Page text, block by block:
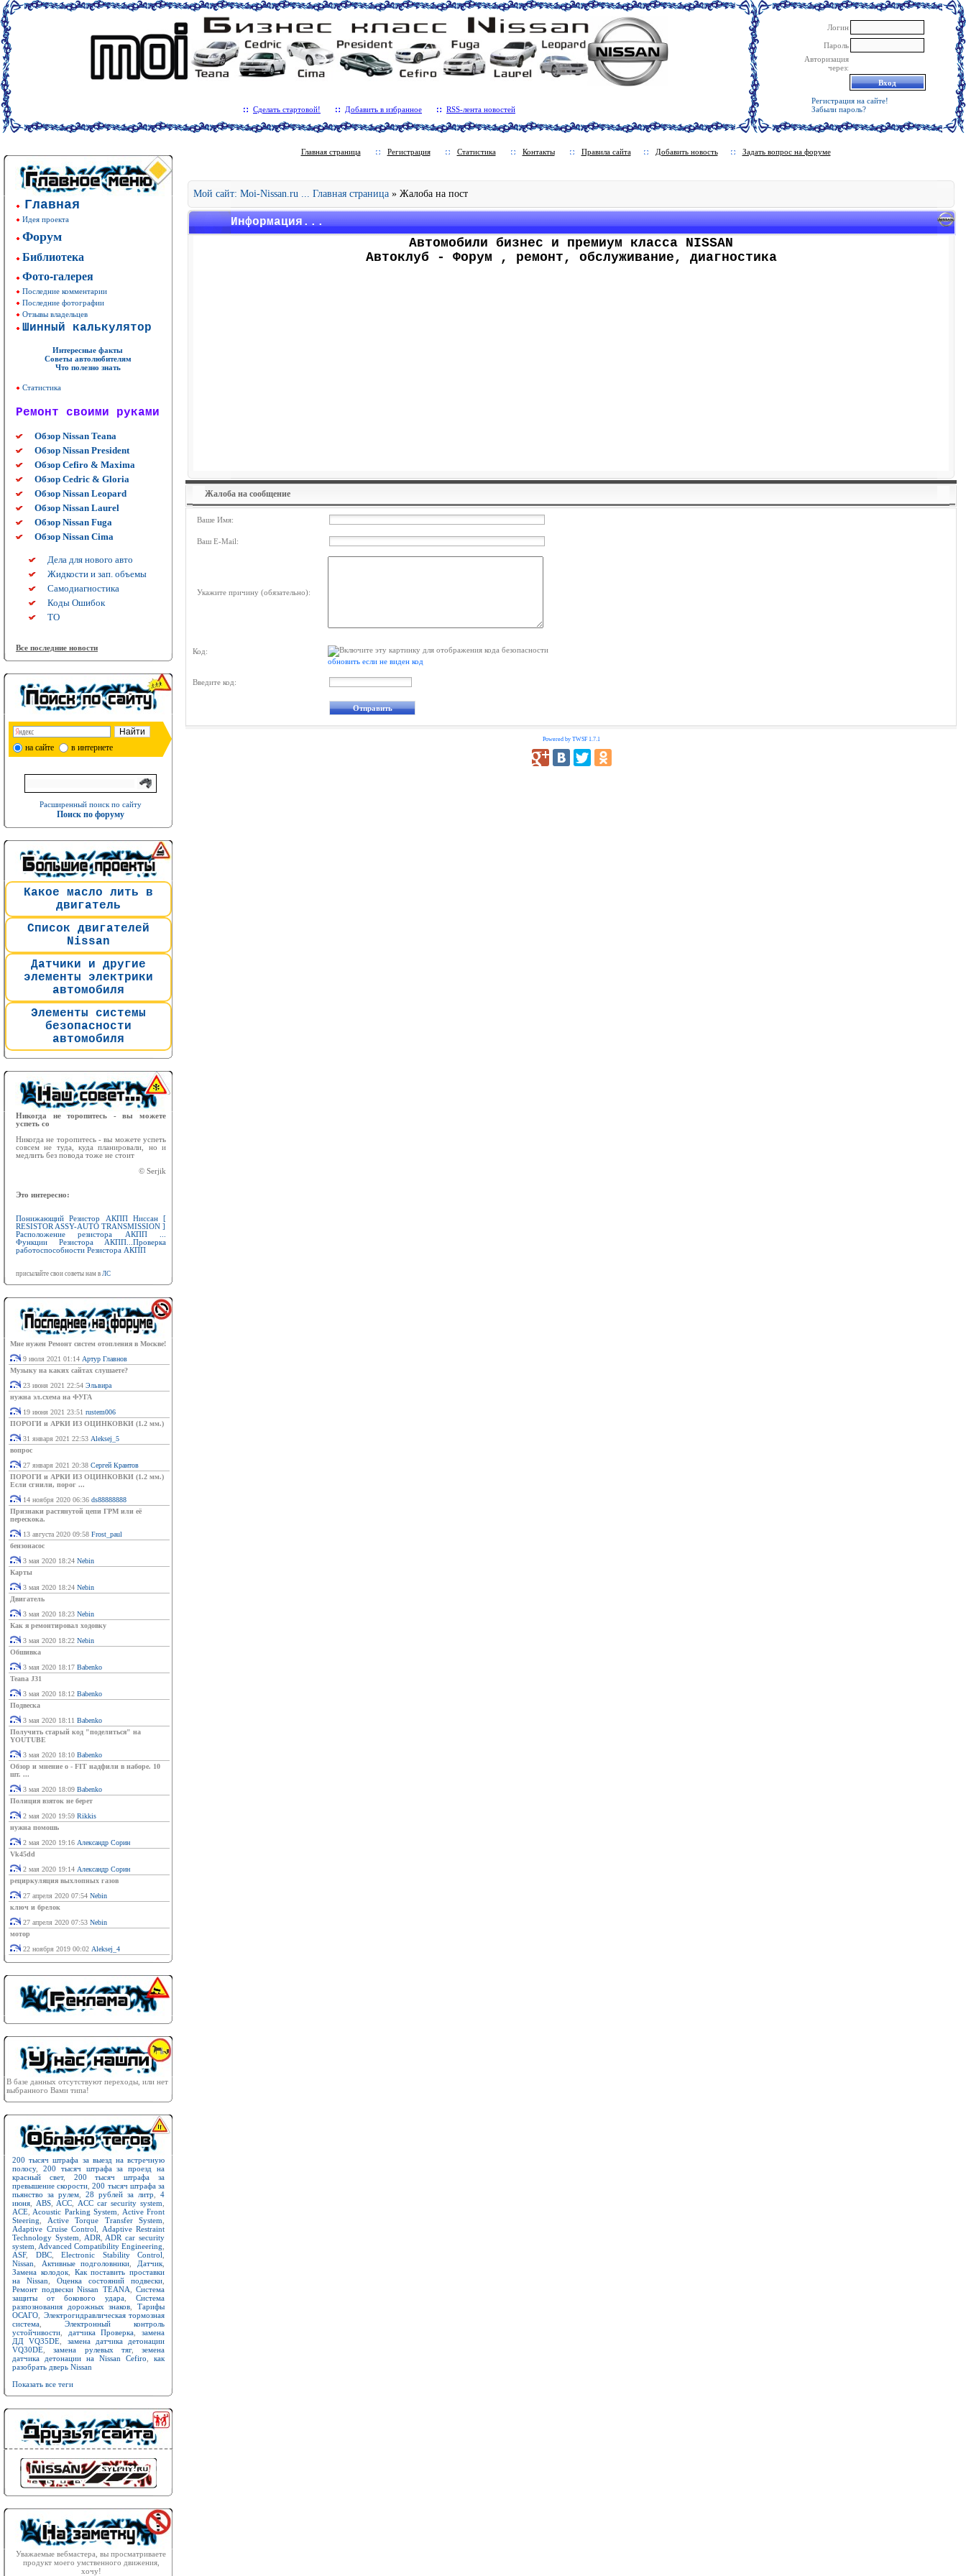
Сделать стартовой! Добавить в избранное RSS-лента новостей
Логин
Пароль
Авторизация
через:
Регистрация на сайте!
Забыли пароль?
Главная
Идея проекта
Форум
Библиотека
Фото-галерея
Последние комментарии
Последние фотографии
Отзывы владельцев
Шинный калькулятор
Интересные факты
Советы автолюбителям
Что полезно знать
Статистика
Ремонт своими руками
Обзор Nissan Teana
Обзор Nissan President
Обзор Cefiro & Maxima
Обзор Cedric & Gloria
Обзор Nissan Leopard
Обзор Nissan Laurel
Обзор Nissan Fuga
Обзор Nissan Cima
Дела для нового авто
Жидкости и зап. объемы
Самодиагностика
Коды Ошибок
ТО
Все последние новости
на сайте в интернете
Расширенный поиск по сайту
Поиск по форуму
Какое масло лить в
двигатель
Список двигателей
Nissan
Датчики и другие
элементы электрики
автомобиля
Элементы системы
безопасности
автомобиля
Никогда не торопитесь - вы можете
успеть со
Никогда не торопитесь - вы можете успеть
совсем не туда, куда планировали, но и
медлить без повода тоже не стоит
© Serjik
Это интересно:
Понижающий Резистор АКПП Ниссан [
RESISTOR ASSY-AUTO TRANSMISSION ]
Расположение резистора АКПП ...
Функции Резистора АКПП...Проверка
работоспособности Резистора АКПП
присылайте свои советы нам в ЛС
Мне нужен Ремонт систем отопления в Москве!
9 июля 2021 01:14 Артур Главнов
Музыку на каких сайтах слушаете?
23 июня 2021 22:54 Эльвира
нужна эл.схема на ФУГА
19 июня 2021 23:51 rustem006
ПОРОГИ и АРКИ ИЗ ОЦИНКОВКИ (1.2 мм.)
31 января 2021 22:53 Aleksej_5
вопрос
27 января 2021 20:38 Сергей Крантов
ПОРОГИ и АРКИ ИЗ ОЦИНКОВКИ (1.2 мм.)
Если сгнили, порог ...
14 ноября 2020 06:36 ds88888888
Признаки растянутой цепи ГРМ или её
перескока.
13 августа 2020 09:58 Frost_paul
бензонасос
3 мая 2020 18:24 Nebin
Карты
3 мая 2020 18:24 Nebin
Двигатель
3 мая 2020 18:23 Nebin
Как я ремонтировал ходовку
3 мая 2020 18:22 Nebin
Обшивка
3 мая 2020 18:17 Babenko
Teana J31
3 мая 2020 18:12 Babenko
Подвеска
3 мая 2020 18:11 Babenko
Получить старый код "поделиться" на
YOUTUBE
3 мая 2020 18:10 Babenko
Обзор и мнение о - FIT надфили в наборе. 10
шт. ...
3 мая 2020 18:09 Babenko
Полиция взяток не берет
2 мая 2020 19:59 Rikkis
нужна помошь
2 мая 2020 19:16 Александр Сорин
Vk45dd
2 мая 2020 19:14 Александр Сорин
рециркуляция выхлопных газов
27 апреля 2020 07:54 Nebin
ключ и брелок
27 апреля 2020 07:53 Nebin
мотор
22 ноября 2019 00:02 Aleksej_4
В базе данных отсутствуют переходы, или нет
выбранного Вами типа!
200 тысяч штрафа за выезд на встречную
полосу, 200 тысяч штрафа за проезд на
красный свет, 200 тысяч штрафа за
превышение скорости ,200 тысяч штрафа за
пьянство за рулем
28 рублей за литр
4
июня
ABS ACC ACC car security system
ACE Acoustic Parking System
Active Front
Steering
Active Torque Transfer System
Adaptive Cruise Control
Adaptive Restraint
Technology System
ADR
ADR car security
system Advanced Compatibility Engineering
ASF, DBC, Electronic Stability Control
Nissan
Активные подголовники Датчик
Замена колодок, Как поставить проставки
на Nissan
Оценка состояний подвески
Ремонт подвески Nissan TEANA
Система
защиты от бокового удара
Система
разпознования дорожных знаков ,Тарифы
ОСАГО
Электрогидравлическая тормозная
система
Электронный контроль
устойчивости
датчика Проверка ,замена
ДД VQ35DE
замена датчика детонации
VQ30DE ,замена рулевых тяг, земена
датчика детонации на Nissan Cefiro
как
разобрать дверь Nissan
Показать все теги
Уважаемые вебмастера, вы просматриваете
продукт моего умственного движения,
хочу!
Главная страница Регистрация Статистика Контакты Правила сайта Добавить новость Задать вопрос на форуме
Мой сайт: Moi-Nissan.ru ... Главная страница » Жалоба на пост
Информация...
Автомобили бизнес и премиум класса NISSAN
Автоклуб - Форум , ремонт, обслуживание, диагностика
Жалоба на сообщение
Ваше Имя:
Ваш E-Mail:
Укажите причину (обязательно):
Код:
обновить если не виден код
Введите код:
Powered by TWSF 1.7.1